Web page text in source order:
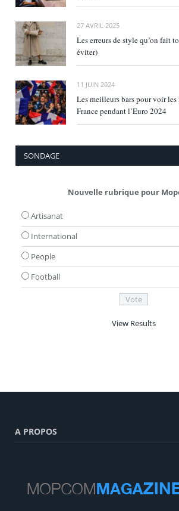
27 AVRIL 2025
Les erreurs de style qu’on fait
éviter)
11 JUIN 2024
Les meilleurs bars pour voir les
France pendant l’Euro 2024
SONDAGE
Nouvelle rubrique pour
Artisanat
International
People
Football
View Results
A PROPOS